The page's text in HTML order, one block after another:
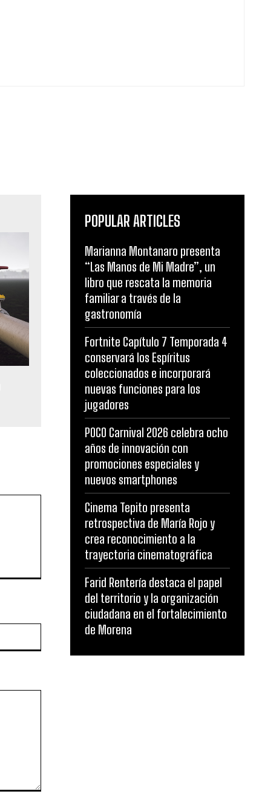
POPULAR ARTICLES
Marianna Montanaro presenta
“Las Manos de Mi Madre”, un
libro que rescata la memoria
familiar a través de la
gastronomía
Fortnite Capítulo 7 Temporada 4
conservará los Espíritus
coleccionados e incorporará
nuevas funciones para los
jugadores
POCO Carnival 2026 celebra ocho
años de innovación con
promociones especiales y
nuevos smartphones
Cinema Tepito presenta
retrospectiva de María Rojo y
crea reconocimiento a la
trayectoria cinematográfica
Farid Rentería destaca el papel
del territorio y la organización
ciudadana en el fortalecimiento
de Morena